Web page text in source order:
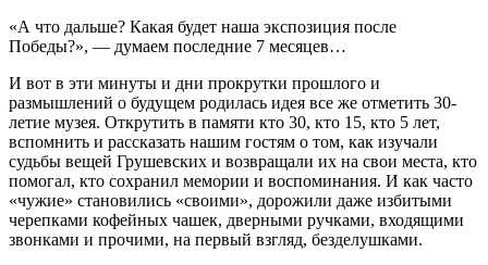
«А что дальше? Какая будет наша экспозиция после
Победы?», — думаем последние 7 месяцев…
И вот в эти минуты и дни прокрутки прошлого и
размышлений о будущем родилась идея все же отметить 30-
летие музея. Открутить в памяти кто 30, кто 15, кто 5 лет,
вспомнить и рассказать нашим гостям о том, как изучали
судьбы вещей Грушевских и возвращали их на свои места, кто
помогал, кто сохранил мемории и воспоминания. И как часто
«чужие» становились «своими», дорожили даже избитыми
черепками кофейных чашек, дверными ручками, входящими
звонками и прочими, на первый взгляд, безделушками.